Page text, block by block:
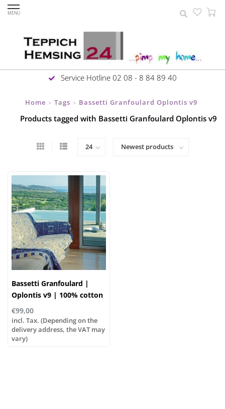
MENU
Service Hotline 02 08 - 8 84 89 40
Home > Tags > Bassetti Granfoulard Oplontis v9
Products tagged with Bassetti Granfoulard Oplontis v9
Bassetti Granfoulard |
Oplontis v9 | 100% cotton
€99,00
incl. Tax. (Depending on the
delivery address, the VAT may
vary)